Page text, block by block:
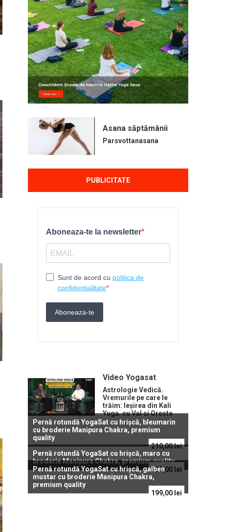
Asana săptămânii
Parsvottanasana
PUBLICITATE
Video Yogasat
Astrologie Vedică.
Vremurile pe care le
trăim: Ieșirea din Kali
Yuga. cu Val si Oreste
Pernă rotundă YogaSat cu hrișcă, bleumarin
cu broderie Manipura Chakra, premium
quality
210,00lei
Pernă rotundă YogaSat cu hrișcă, maro cu
broderie Manipura Chakra, premium quality
199,00 lei
Pernă rotundă YogaSat cu hrișcă, galben
mustar cu broderie Manipura Chakra,
premium quality
199,00 lei